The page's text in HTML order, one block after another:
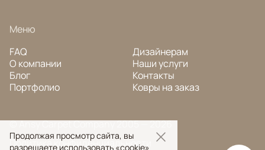
Меню
FAQ
О компании
Блог
Портфолио
Дизайнерам
Наши услуги
Контакты
Ковры на заказ
© Ansy Carpet Company 2005 — 2026
Политика конфиденциальности
Продолжая просмотр сайта, вы
разрешаете использовать «cookie»